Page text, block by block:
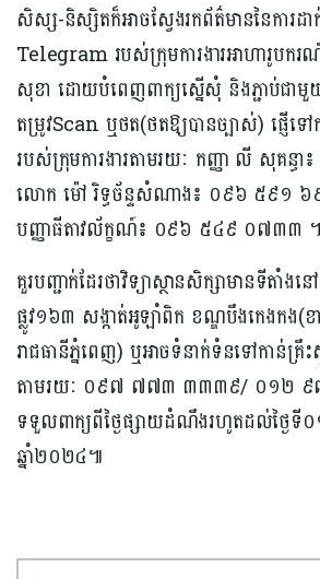
សិស្ស-និស្សិតក៏អាចស្វែងរកព័ត៌មាននៃការដា
Telegram របស់ក្រុមការងារអាហារូបក
សុខា ដោយបំពេញពាក្យស្នើសុំ និងភ្ជាប់ជា
តម្រូវScan ឬថត(ថតឱ្យបានច្បាស់) ផ្ញើ
របស់ក្រុមការងារតាមរយៈ កញ្ញា លី សុគន្
លោក ម៉ៅ រិទ្ធច័ន្ទសំណាង៖ ០៩៦ ៥៩១ ៦
បញ្ញាធីតាវល័ក្ខណ៍៖ ០៩៦ ៥៤៩ ០៧៣៣ ។
គួរបញ្ជាក់ដែរថាវិទ្យាស្ថានសិក្សាមានទីតាំ
ផ្លូវ១៦៣ សង្កាត់អូឡាំពិក ខណ្ឌបឹងកេងកង(ខា
រាជធានីភ្នំពេញ) ឬអាចទំនាក់ទំនទៅកាន់គ្រឹះ
តាមរយៈ ០៩៧ ៧៧៣ ៣៣៣៩/ ០១២ ៩
ទទួលពាក្យពីថ្ងៃផ្សាយដំណឹងរហូតដល់ថ្ងៃទី០
ឆ្នាំ២០២៤៕